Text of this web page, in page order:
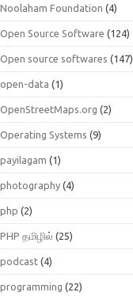
Noolaham Foundation (4)
Open Source Software (124)
Open source softwares (147)
open-data (1)
OpenStreetMaps.org (2)
Operating Systems (9)
payilagam (1)
photography (4)
php (2)
PHP தமிழில் (25)
podcast (4)
programming (22)